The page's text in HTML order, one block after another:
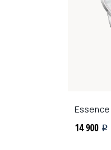
Essence
14 900 i